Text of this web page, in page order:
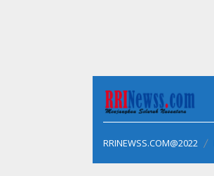
RRINEWSS.COM@2022